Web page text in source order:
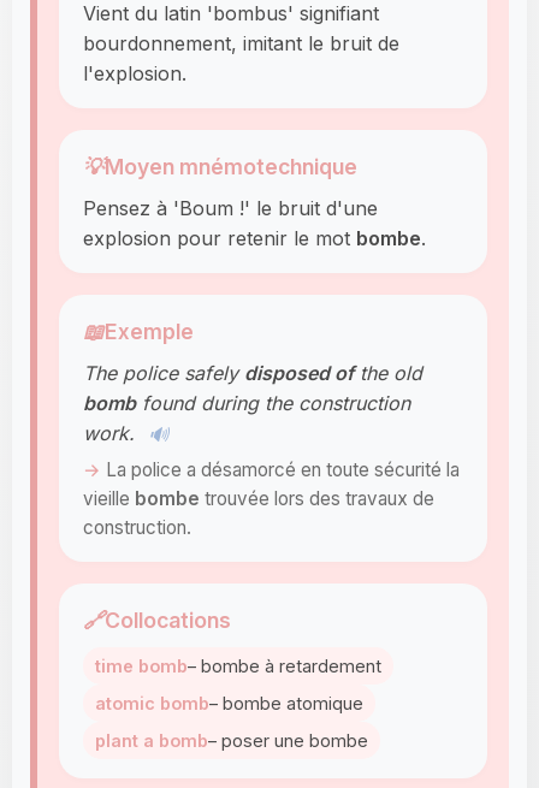
Vient du latin 'bombus' signifiant
bourdonnement, imitant le bruit de
l'explosion.
💡Moyen mnémotechnique
Pensez à 'Boum !' le bruit d'une
explosion pour retenir le mot bombe.
📖Exemple
The police safely disposed ofthe old
bombfound during the construction
work.
🔊
La police a désamorcé en toute sécurité la
vieille bombe trouvée lors des travaux de
construction.
🔗Collocations
time bomb– bombe à retardement
atomic bomb– bombe atomique
plant a bomb– poser une bombe